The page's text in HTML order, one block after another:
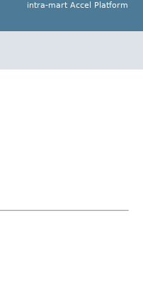
intra-mart Accel Platform